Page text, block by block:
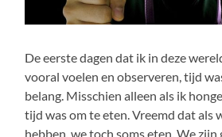
De eerste dagen dat ik in deze
vooral voelen en observeren, tijd
belang. Misschien alleen als ik
tijd was om te eten. Vreemd dat als
hebben, we toch soms eten. We